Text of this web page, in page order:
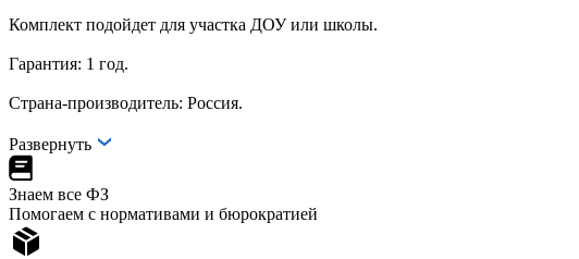
Комплект подойдет для участка ДОУ или школы.
Гарантия: 1 год.
Страна-производитель: Россия.
Развернуть
Знаем все ФЗ
Помогаем с нормативами и бюрократией